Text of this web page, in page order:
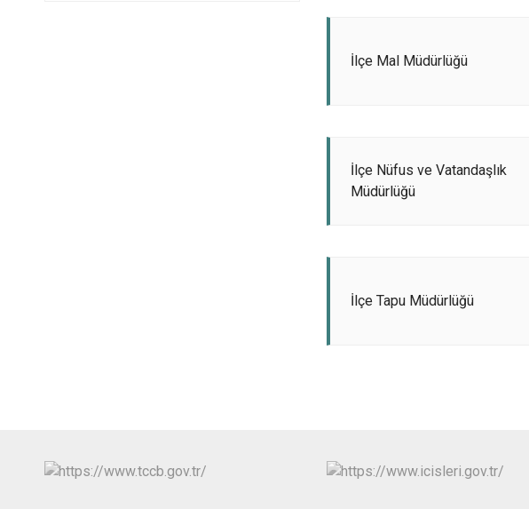
İlçe Mal Müdürlüğü
İlçe Nüfus ve Vatandaşlık
Müdürlüğü
İlçe Tapu Müdürlüğü